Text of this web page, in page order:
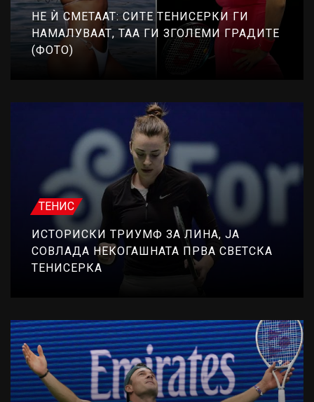
НЕ Ѝ СМЕТААТ: СИТЕ ТЕНИСЕРКИ ГИ
НАМАЛУВААТ, ТАА ГИ ЗГОЛЕМИ ГРАДИТЕ
(ФОТО)
ТЕНИС
ИСТОРИСКИ ТРИУМФ ЗА ЛИНА, ЈА
СОВЛАДА НЕКОГАШНАТА ПРВА СВЕТСКА
ТЕНИСЕРКА